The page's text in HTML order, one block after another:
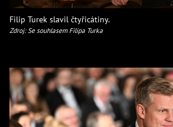
Filip Turek slavil čtyřicátiny.
Zdroj: Se souhlasem Filipa Turka